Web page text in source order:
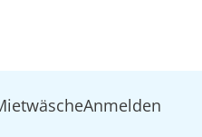
Anmelden